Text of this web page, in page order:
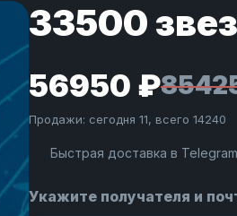
33500
56950 ₽
Продажи: сегодня 11, всего 14240
Быстрая доставка в Telegram
Укажите получателя и